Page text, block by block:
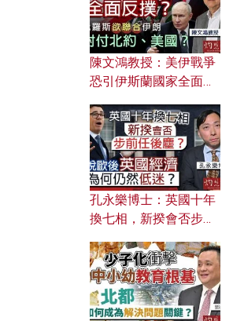
陳文鴻教授：美伊戰爭
恐引伊斯蘭國家全面反
對付北約美國？
孔永樂博士：英國十年
換七相，新揆會否步前
濟為何仍然低迷？